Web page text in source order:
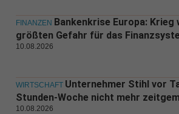
FINANZEN Bankenkrise Europa: Krieg
größten Gefahr für das
10.08.2026
WIRTSCHAFT Unternehmer Stihl vor
Stunden-Woche nicht mehr
10.08.2026